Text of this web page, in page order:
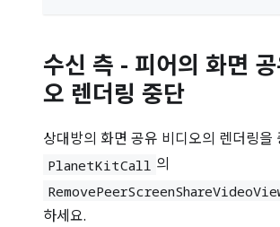
수신 측 - 피어의 화면
오 렌더링 중단
상대방의 화면 공유 비디오의 렌더링을
PlanetKitCall 의
하세요.